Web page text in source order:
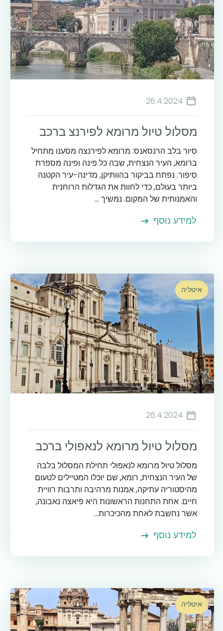
26.4.2024
מסלול טיול מרומא לפירנצ ברכב
סיור בלב הרנסאנס: מרומא לפירנצה מסענו מתחיל
ברומא, העיר הנצחית, שבה כל פינה ופינה מספרת
סיפור. נפתח בביקור בהוותיקן, מדינה-עיר הקטנה
ביותר בעולם, כדי לחוות את הגדלות הרוחנית
והאמנותית של המקום. נמשיך ...
למידע נוסף
איטליה
26.4.2024
מסלול טיול מרומא לנאפולי ברכב
מסלול טיול מרומא לנאפולי תחילת המסלול בלבה
של העיר הנצחית, רומא, שם יוכלו המטיילים לטעום
מהיסטוריה עתיקה, אמנות מרהיבה ותרבות רוויית
חיים. אחת התחנות הראשונות היא פיאצה נאבונה,
אשר נחשבת לאחת מהכיכרות...
למידע נוסף
איטליה